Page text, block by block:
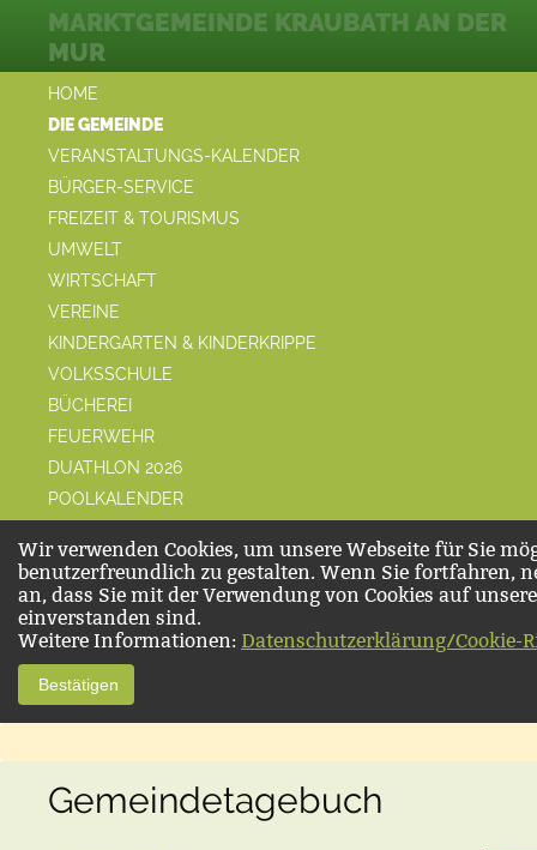
HOME
DIE GEMEINDE
VERANSTALTUNGS-KALENDER
BÜRGER-SERVICE
FREIZEIT & TOURISMUS
UMWELT
WIRTSCHAFT
VEREINE
KINDERGARTEN & KINDERKRIPPE
VOLKSSCHULE
BÜCHEREI
FEUERWEHR
DUATHLON 2026
POOLKALENDER
MARKTGEMEINDE KRAUBATH AN DER
MUR
Wir verwenden Cookies, um unsere Webseite für Sie
benutzerfreundlich zu gestalten. Wenn Sie fortfahren,
an, dass Sie mit der Verwendung von Cookies auf
einverstanden sind.
Weitere Informationen: Datenschutzerklärung/Cookie-
Bestätigen
Gemeindetagebuch